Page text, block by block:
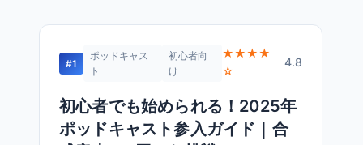
#1
ポッドキャス
ト
初心者向
け
★★★★
☆
4.8
初心者でも始められる！2025年
ポッドキャスト参入ガイド｜合